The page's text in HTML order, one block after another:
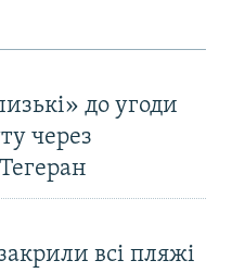
до угоди
через
всі пляжі